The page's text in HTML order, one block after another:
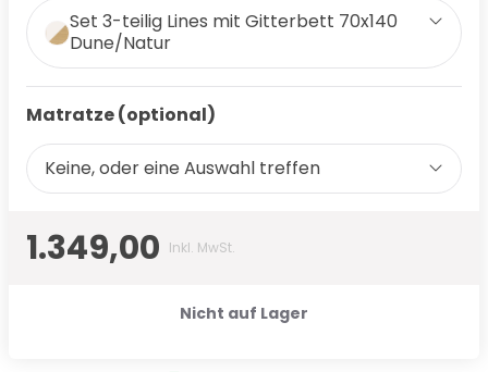
Set 3-teilig Lines mit Gitterbett 70x140
Dune/Natur
Matratze (optional)
Keine, oder eine Auswahl treffen
1.349,00 Inkl. MwSt.
Nicht auf Lager